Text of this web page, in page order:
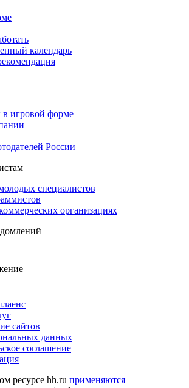
календарь
игровой форме
России
специалистов
организациях
сайтов
данных
соглашение
ресурсе hh.ru применяются